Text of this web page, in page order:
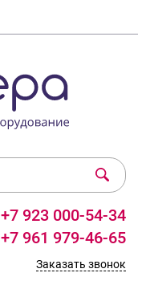
+7 923 000-54-34
+7 961 979-46-65
Заказать звонок